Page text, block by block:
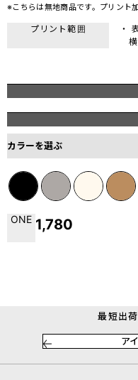
※こちらは無地商品です。プリント
プリント範囲
・
横
カラーを選ぶ
ONE 1,780
最短出
ア